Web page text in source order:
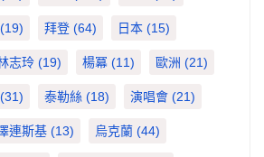
(19) 拜登 (64) 日本 (15)
志玲 (19) 楊冪 (11) 歐洲 (21)
(31) 泰勒絲 (18) 演唱會 (21)
連斯基 (13) 烏克蘭 (44)